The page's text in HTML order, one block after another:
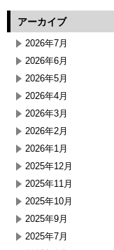
アーカイブ
2026年7月
2026年6月
2026年5月
2026年4月
2026年3月
2026年2月
2026年1月
2025年12月
2025年11月
2025年10月
2025年9月
2025年7月